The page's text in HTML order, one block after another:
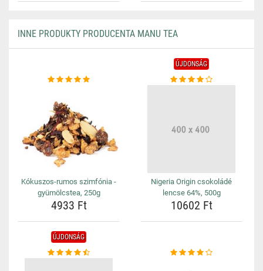
INNE PRODUKTY PRODUCENTA MANU TEA
Kókuszos-rumos szimfónia -
gyümölcstea, 250g
4933 Ft
ÚJDONSÁG
Nigeria Origin csokoládé
lencse 64%, 500g
10602 Ft
ÚJDONSÁG